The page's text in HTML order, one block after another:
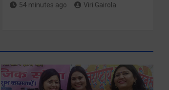
54 minutes ago Viri Gairola